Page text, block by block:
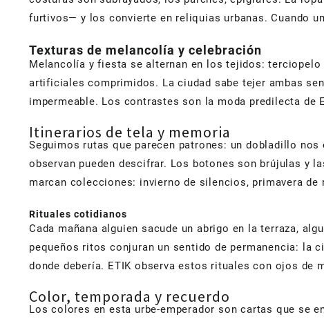
furtivos— y los convierte en reliquias urbanas. Cuando
Texturas de melancolía y celebración
Melancolía y fiesta se alternan en los tejidos:
artificiales comprimidos. La ciudad sabe tejer ambas
impermeable. Los contrastes son la moda predilecta
Itinerarios de tela y memoria
Seguimos rutas que parecen patrones: un dobladillo
observan pueden descifrar. Los botones son brújulas y
marcan colecciones: invierno de silencios, primavera
Rituales cotidianos
Cada mañana alguien sacude un abrigo en la terraza,
pequeños ritos conjuran un sentido de permanencia: la
donde debería. ETIK observa estos rituales con ojos de
Color, temporada y recuerdo
Los colores en esta urbe-emperador son cartas que se